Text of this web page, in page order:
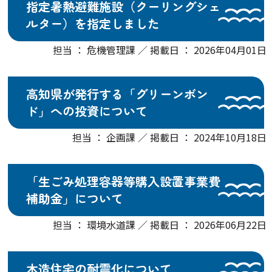
指定暑熱避難施設（クーリングシェ
ルター）を指定しました
担当 ： 危機管理課 ／ 掲載日 ： 2026年04月01日
高知県が発行する「グリーンボン
ド」への投資について
担当 ： 企画課 ／ 掲載日 ： 2024年10月18日
「生ごみ処理容器等購入設置事業費
補助金」について
担当 ： 環境水道課 ／ 掲載日 ： 2026年06月22日